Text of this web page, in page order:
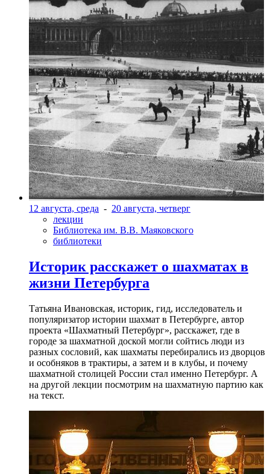
12 августа, среда - 20 августа, четверг
лекции
Библиотека им. В.В. Маяковского
библиотеки
Историк расскажет о шахматах в
жизни Петербурга
Татьяна Ивановская, историк, гид, исследователь и
популяризатор истории шахмат в Петербурге, автор
проекта «Шахматный Петербург», расскажет, где в
городе за шахматной доской могли сойтись люди из
разных сословий, как шахматы перебирались из дворцов
и особняков в трактиры, а затем и в клубы, и почему
шахматной столицей России стал именно Петербург. А
на другой лекции посмотрим на шахматную партию как
на текст.